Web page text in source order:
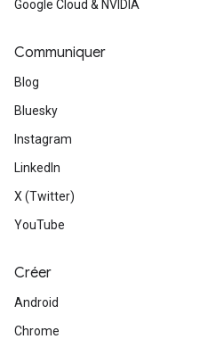
Google Cloud & NVIDIA
Communiquer
Blog
Bluesky
Instagram
LinkedIn
X (Twitter)
YouTube
Créer
Android
Chrome